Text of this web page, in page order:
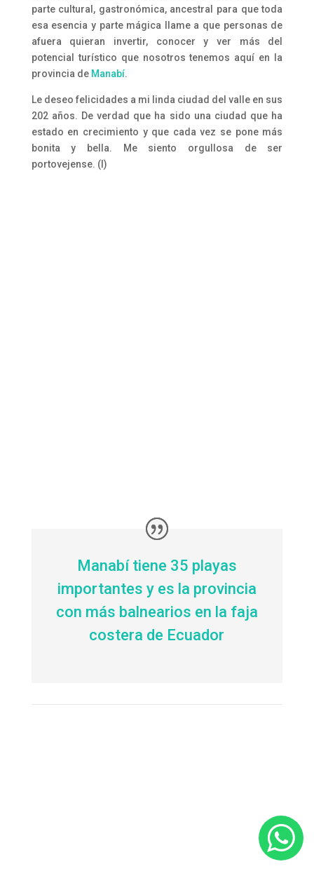
parte cultural, gastronómica, ancestral para que toda
esa esencia y parte mágica llame a que personas de
afuera quieran invertir, conocer y ver más del
potencial turístico que nosotros tenemos aquí en la
provincia deManabí.
Le deseo felicidades a mi linda ciudad del valle en sus
202 años. De verdad que ha sido una ciudad que ha
estado en crecimiento y que cada vez se pone más
bonita y bella. Me siento orgullosa de ser
portovejense. (I)
Manabí tiene 35 playas
importantes y es la provincia
con más balnearios en la faja
costera de Ecuador